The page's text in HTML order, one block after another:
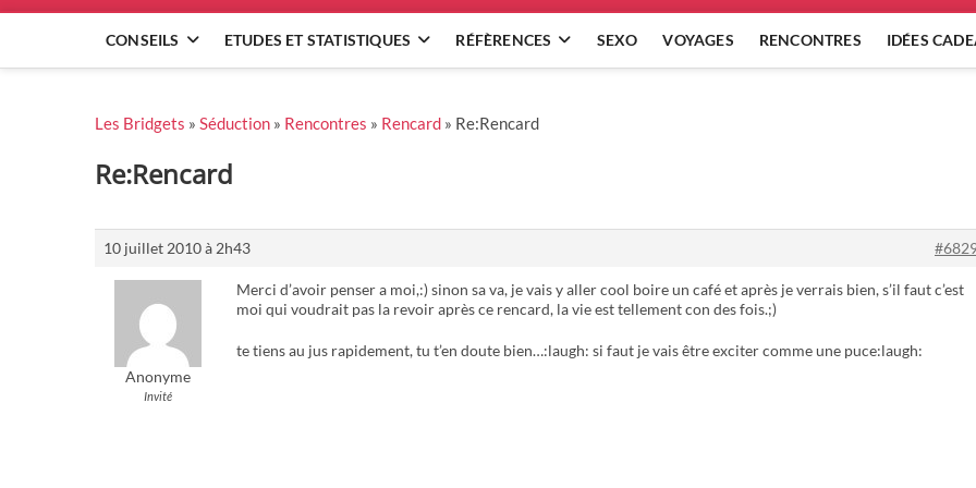
CONSEILS ETUDES ET STATISTIQUES RÉFÈRENCES SEXO VOYAGES RENCONTRES IDÉES
Les Bridgets » Séduction » Rencontres » Rencard » Re:Rencard
Re:Rencard
10 juillet 2010 à 2h43
Anonyme
Invité
Merci d’avoir penser a moi,:) sinon sa va, je vais y aller cool boire un café et après je verrais bien, s’il faut c’est
moi qui voudrait pas la revoir après ce rencard, la vie est tellement con des fois.;)
te tiens au jus rapidement, tu t’en doute bien…:laugh: si faut je vais être exciter comme une puce:laugh: